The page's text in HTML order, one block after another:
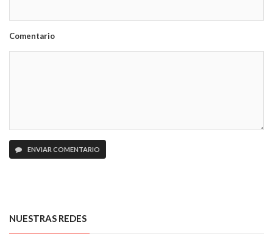
Comentario
ENVIAR COMENTARIO
NUESTRAS REDES